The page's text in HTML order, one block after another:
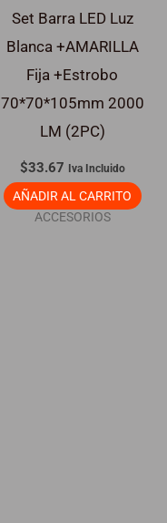
Set Barra LED Luz
Blanca +AMARILLA
Fija +Estrobo
70*70*105mm 2000
LM (2PC)
$33.67 Iva Incluido
AÑADIR AL CARRITO
ACCESORIOS